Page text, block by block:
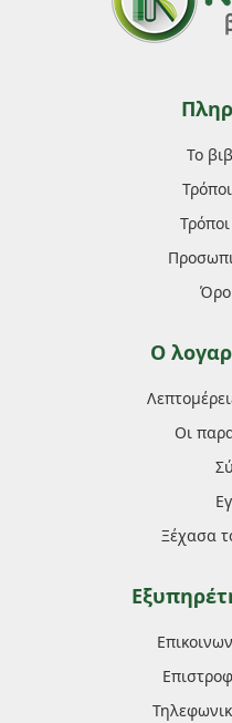
Το
Ο
Οι
Ξέχασα